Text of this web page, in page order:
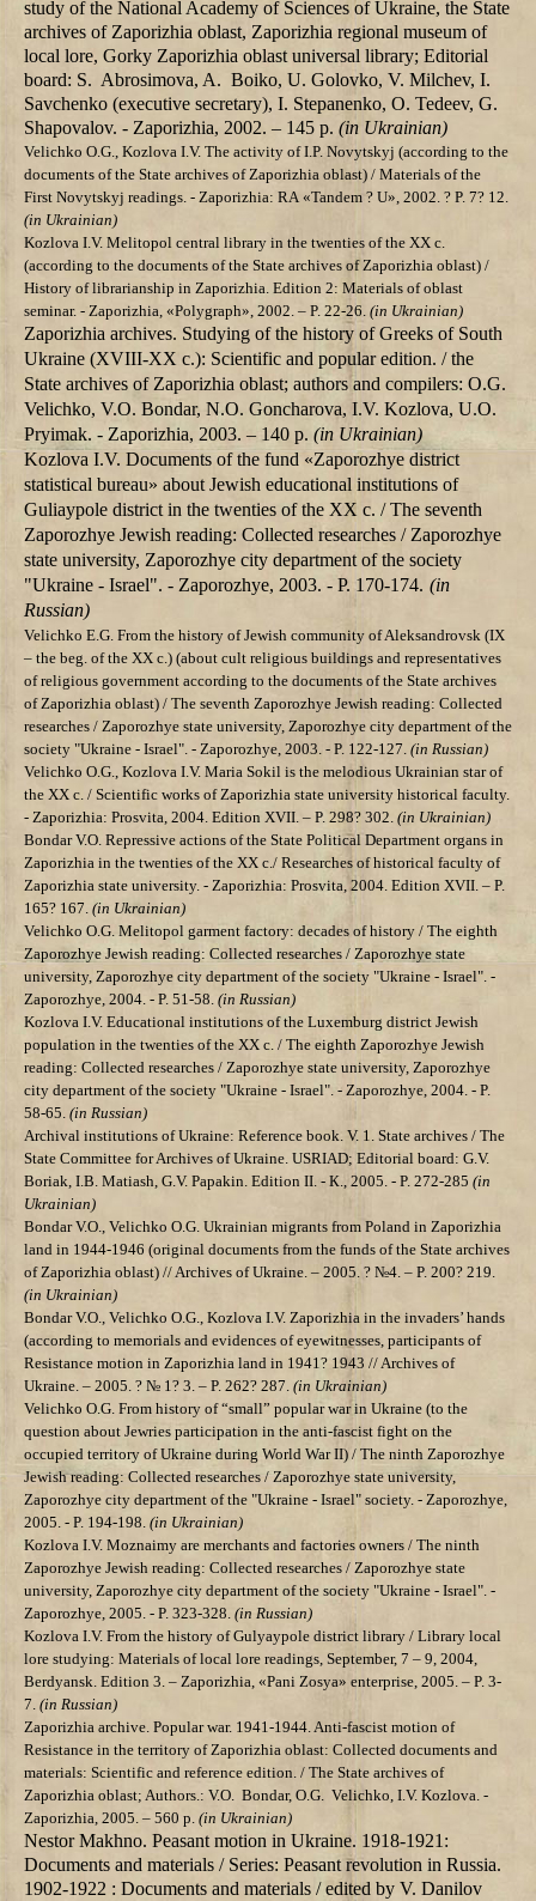
study of the National Academy of Sciences of Ukraine, the State
archives of Zaporizhia oblast, Zaporizhia regional museum of
local lore, Gorky Zaporizhia oblast universal library; Editorial
board: S. Abrosimova, A. Boiko, U. Golovko, V. Milchev, І.
Savchenko (executive secretary), I. Stepanenko, O. Tedeev, G.
Shapovalov. - Zaporizhia, 2002. – 145 p. (in Ukrainian)
Velichko О.G., Kozlova I.V. The activity of I.P. Novytskyj (according to the
documents of the State archives of Zaporizhia oblast) / Materials of the
First Novytskyj readings. - Zaporizhia: RА «Tandem ? U», 2002. ? P. 7? 12.
(in Ukrainian)
Kozlova I.V. Melitopol central library in the twenties of the ХХ c.
(according to the documents of the State archives of Zaporizhia oblast) /
History of librarianship in Zaporizhia. Edition 2: Materials of oblast
seminar. - Zaporizhia, «Polygraph», 2002. – P. 22-26. (in Ukrainian)
Zaporizhia archives. Studying of the history of Greeks of South
Ukraine (XVIII-XX c.): Scientific and popular edition. / the
State archives of Zaporizhia oblast; authors and compilers: О.G.
Velichko, V.O. Bondar, N.О. Goncharova, І.V. Kozlova, U.О.
Pryimak. - Zaporizhia, 2003. – 140 p. (in Ukrainian)
Kozlova I.V. Documents of the fund «Zaporozhye district
statistical bureau» about Jewish educational institutions of
Guliaypole district in the twenties of the XX c. / The seventh
Zaporozhye Jewish reading: Collected researches /Zaporozhye
state university, Zaporozhye city department of the society
"Ukraine - Israel". - Zaporozhye, 2003. - P. 170-174. (in
Russian)
Velichko Е.G. From the history of Jewish community of Aleksandrovsk (IX
– the beg. of the XX c.) (about cult religious buildings and representatives
of religious government according to the documents of the State archives
of Zaporizhia oblast) / The seventh Zaporozhye Jewish reading: Collected
researches / Zaporozhye state university, Zaporozhye city department of the
society "Ukraine - Israel". - Zaporozhye, 2003. - P. 122-127. (in Russian)
Velichko О.G., Kozlova I.V. Maria Sokil is the melodious Ukrainian star of
the ХХ c. / Scientific works of Zaporizhia state university historical faculty.
- Zaporizhia: Prosvita, 2004. Edition XVII. – P. 298? 302. (in Ukrainian)
Bondar V.О. Repressive actions of the State Political Department organs in
Zaporizhia in the twenties of the ХХ с./ Researches of historical faculty of
Zaporizhia state university. - Zaporizhia: Prosvita, 2004. Edition XVII. – P.
165? 167. (in Ukrainian)
Velichko О.G. Melitopol garment factory: decades of history / The eighth
Zaporozhye Jewish reading: Collected researches / Zaporozhye state
university, Zaporozhye city department of the society "Ukraine - Israel". -
Zaporozhye, 2004. - P. 51-58. (in Russian)
Kozlova I.V. Educational institutions of the Luxemburg district Jewish
population in the twenties of the XX c. / The eighth Zaporozhye Jewish
reading: Collected researches / Zaporozhye state university, Zaporozhye
city department of the society "Ukraine - Israel". - Zaporozhye, 2004. - P.
58-65. (in Russian)
Archival institutions of Ukraine: Reference book. V. 1. State archives / The
State Committee for Archives of Ukraine. USRIAD; Editorial board: G.V.
Boriak, I.B. Matiash, G.V. Papakin. Edition II. - К., 2005. - P. 272-285 (in
Ukrainian)
Bondar V.O., Velichko О.G. Ukrainian migrants from Poland in Zaporizhia
land in 1944-1946 (original documents from the funds of the State archives
of Zaporizhia oblast) // Archives of Ukraine. – 2005. ? №4. – P. 200? 219.
(in Ukrainian)
Bondar V.O., Velichko О.G., Kozlova I.V. Zaporizhia in the invaders’ hands
(according to memorials and evidences of eyewitnesses, participants of
Resistance motion in Zaporizhia land in 1941? 1943 // Archives of
Ukraine. – 2005. ? № 1? 3. – P. 262? 287. (in Ukrainian)
Velichko О.G. From history of “small” popular war in Ukraine (to the
question about Jewries participation in the anti-fascist fight on the
occupied territory of Ukraine during World War II) / The ninth Zaporozhye
Jewish reading: Collected researches / Zaporozhye state university,
Zaporozhye city department of the "Ukraine - Israel" society. - Zaporozhye,
2005. - P. 194-198. (in Ukrainian)
Kozlova I.V. Moznaimy are merchants and factories owners / The ninth
Zaporozhye Jewish reading: Collected researches / Zaporozhye state
university, Zaporozhye city department of the society "Ukraine - Israel". -
Zaporozhye, 2005. - P. 323-328. (in Russian)
Kozlova I.V. From the history of Gulyaypole district library / Library local
lore studying: Materials of local lore readings, September, 7 – 9, 2004,
Berdyansk. Edition 3. – Zaporizhia, «Pani Zosya» enterprise, 2005. – P. 3-
7. (in Russian)
Zaporizhia archive. Popular war. 1941-1944. Anti-fascist motion of
Resistance in the territory of Zaporizhia oblast: Collected documents and
materials: Scientific and reference edition. / The State archives of
Zaporizhia oblast; Authors.: V.O. Bondar, О.G. Velichko, І.V. Kozlova. -
Zaporizhia, 2005. – 560 p. (in Ukrainian)
Nestor Makhno. Peasant motion in Ukraine. 1918-1921:
Documents and materials / Series: Peasant revolution in Russia.
1902-1922 : Documents and materials / edited by V. Danilov